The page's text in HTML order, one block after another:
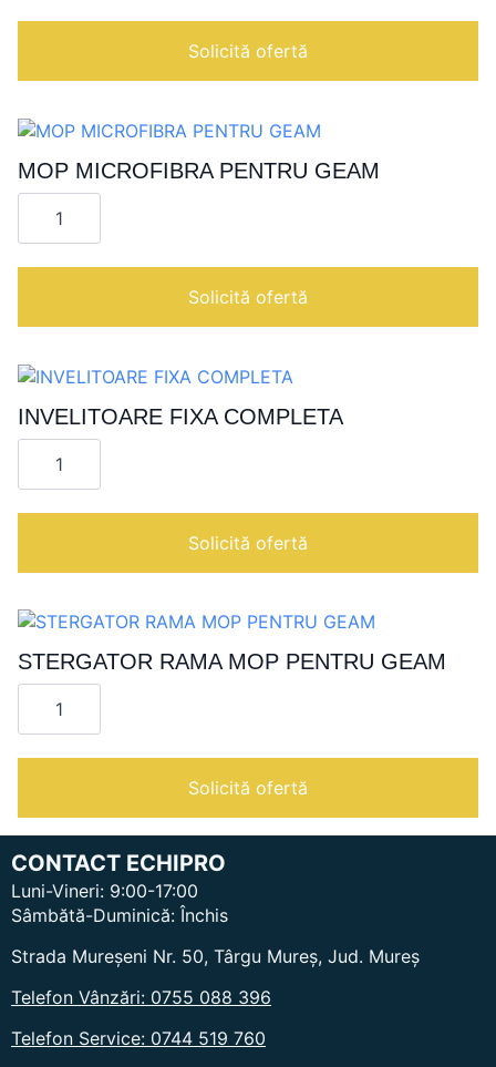
microfibra
Solicită ofertă
MOP MICROFIBRA PENTRU GEAM
Cantitate
GEAM
Solicită ofertă
INVELITOARE FIXA COMPLETA
Cantitate
INVELITOARE
Solicită ofertă
STERGATOR RAMA MOP PENTRU GEAM
Cantitate
STERGATOR
RAMA
PENTRU
Solicită ofertă
CONTACT ECHIPRO
Luni-Vineri: 9:00-17:00
Sâmbătă-Duminică: Închis
Strada Mureșeni Nr. 50, Târgu Mureș, Jud. Mureș
Telefon Vânzări: 0755 088 396
Telefon Service: 0744 519 760